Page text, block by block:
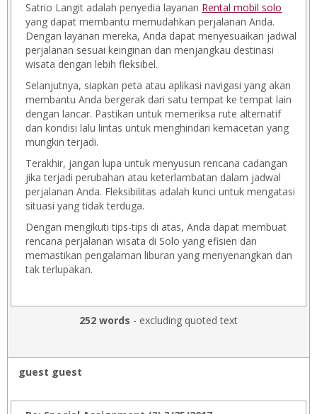
Satrio Langit adalah penyedia layanan Rental mobil solo
yang dapat membantu memudahkan perjalanan Anda.
Dengan layanan mereka, Anda dapat menyesuaikan jadwal
perjalanan sesuai keinginan dan menjangkau destinasi
wisata dengan lebih fleksibel.
Selanjutnya, siapkan peta atau aplikasi navigasi yang akan
membantu Anda bergerak dari satu tempat ke tempat lain
dengan lancar. Pastikan untuk memeriksa rute alternatif
dan kondisi lalu lintas untuk menghindari kemacetan yang
mungkin terjadi.
Terakhir, jangan lupa untuk menyusun rencana cadangan
jika terjadi perubahan atau keterlambatan dalam jadwal
perjalanan Anda. Fleksibilitas adalah kunci untuk mengatasi
situasi yang tidak terduga.
Dengan mengikuti tips-tips di atas, Anda dapat membuat
rencana perjalanan wisata di Solo yang efisien dan
memastikan pengalaman liburan yang menyenangkan dan
tak terlupakan.
252 words - excluding quoted text
guest guest